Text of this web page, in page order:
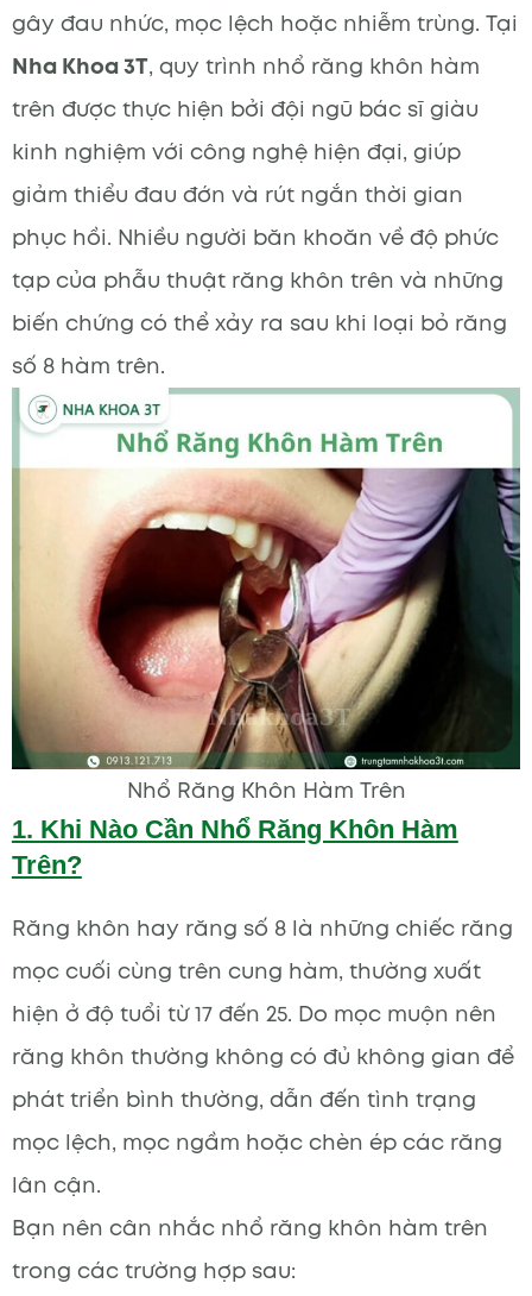
gây đau nhức, mọc lệch hoặc nhiễm trùng. Tại
Nha Khoa 3T, quy trình nhổ răng khôn hàm
trên được thực hiện bởi đội ngũ bác sĩ giàu
kinh nghiệm với công nghệ hiện đại, giúp
giảm thiểu đau đớn và rút ngắn thời gian
phục hồi. Nhiều người băn khoăn về độ phức
tạp của phẫu thuật răng khôn trên và những
biến chứng có thể xảy ra sau khi loại bỏ răng
số 8 hàm trên.
Nhổ Răng Khôn Hàm Trên
1. Khi Nào Cần Nhổ Răng Khôn Hàm
Trên?
Răng khôn hay răng số 8 là những chiếc răng
mọc cuối cùng trên cung hàm, thường xuất
hiện ở độ tuổi từ 17 đến 25. Do mọc muộn nên
răng khôn thường không có đủ không gian để
phát triển bình thường, dẫn đến tình trạng
mọc lệch, mọc ngầm hoặc chèn ép các răng
lân cận.
Bạn nên cân nhắc nhổ răng khôn hàm trên
trong các trường hợp sau: